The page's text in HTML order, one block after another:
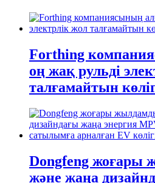
Forthing
оң жақ рульді
талғамайтын
Dongfeng жоғары
және жаңа